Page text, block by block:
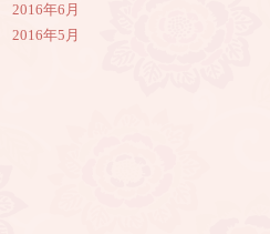
2016年6月
2016年5月